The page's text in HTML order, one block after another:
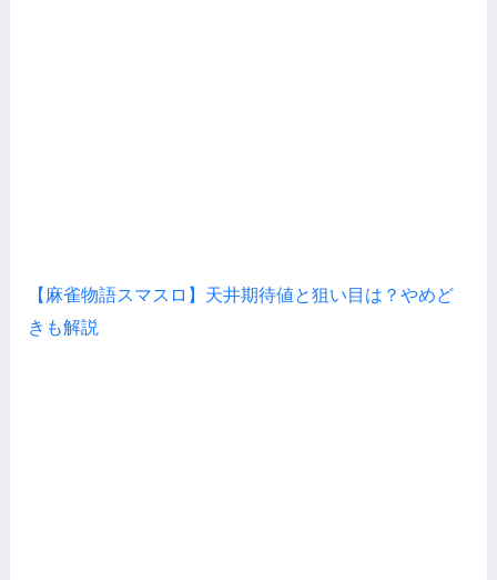
【麻雀物語スマスロ】天井期待値と狙い目は？やめど
きも解説